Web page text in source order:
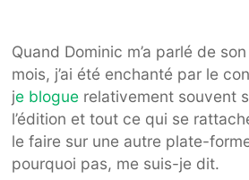
Quand Dominic m’a parlé de
mois, j’ai été enchanté par le
je blogue relativement souvent
l’édition et tout ce qui se
le faire sur une autre plate-
pourquoi pas, me suis-je dit.